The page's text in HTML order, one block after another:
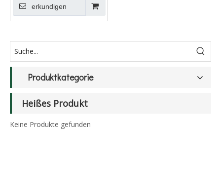
Springbrunnen
erkundigen
Produktkategorie
Heißes Produkt
Keine Produkte gefunden